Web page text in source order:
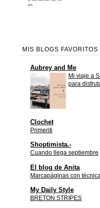
MIS BLOGS FAVORITOS
Aubrey and Me
Mi viaje a
para
Clochet
Primeriti
Shoptimista.-
Cuando llega septiembre
El blog de Anita
Marcapáginas con
My Daily Style
BRETON STRIPES